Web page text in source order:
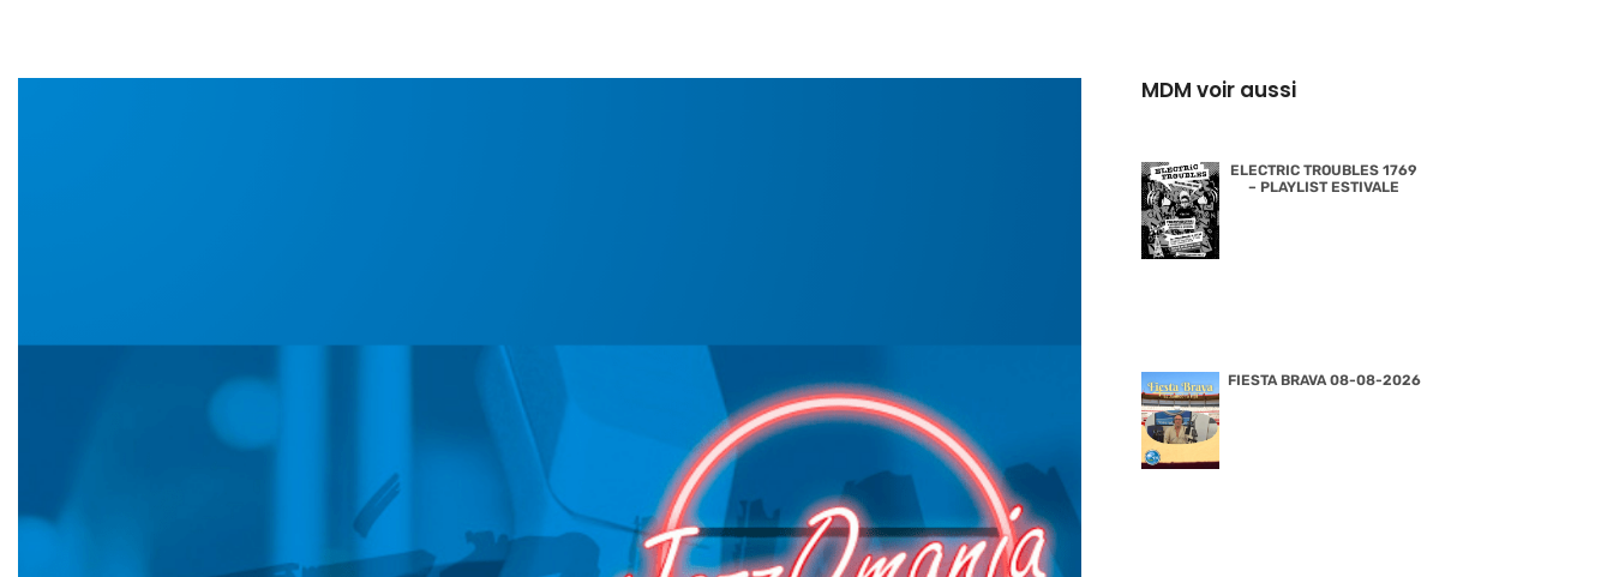
MDM voir aussi
ELECTRIC TROUBLES 1769
– PLAYLIST ESTIVALE
FIESTA BRAVA 08-08-2026